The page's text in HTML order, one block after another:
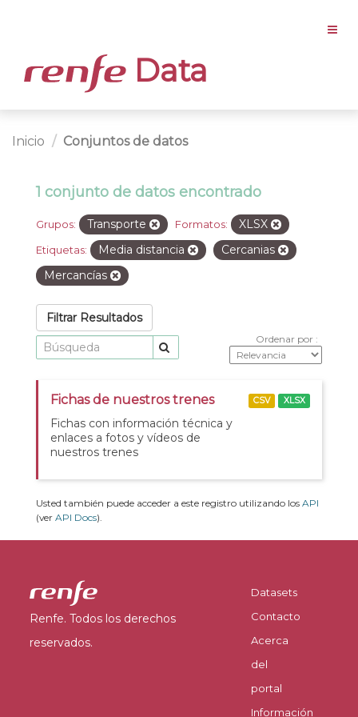
Data
Inicio Conjuntos de datos
1 conjunto de datos encontrado
Grupos: Transporte Formatos: XLSX
Etiquetas: Media distancia
Cercanias
Mercancías
Filtrar Resultados
Ordenar por
Fichas de nuestros trenes
Fichas con información técnica y
enlaces a fotos y vídeos de
nuestros trenes
CSV XLSX
Usted también puede acceder a este registro utilizando los API
(ver API Docs).
Renfe. Todos los derechos
reservados.
Datasets
Contacto
Acerca
del
portal
Información